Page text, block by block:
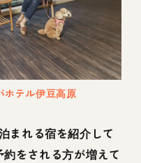
ホテル伊豆高原
まれる宿を紹介して
をされる方が増えて